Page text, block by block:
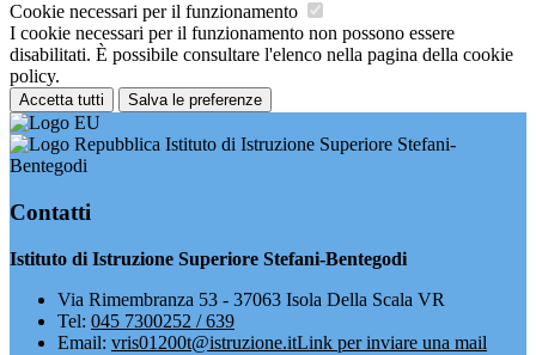
Cookie necessari per il funzionamento
I cookie necessari per il funzionamento non possono essere
disabilitati. È possibile consultare l'elenco nella pagina della cookie
policy.
Accetta tutti Salva le preferenze
Istituto di Istruzione Superiore Stefani-
Bentegodi
Contatti
Istituto di Istruzione Superiore Stefani-Bentegodi
Via Rimembranza 53 - 37063 Isola Della Scala VR
Tel: 045 7300252 / 639
Email: vris01200t@istruzione.itLink per inviare una mail